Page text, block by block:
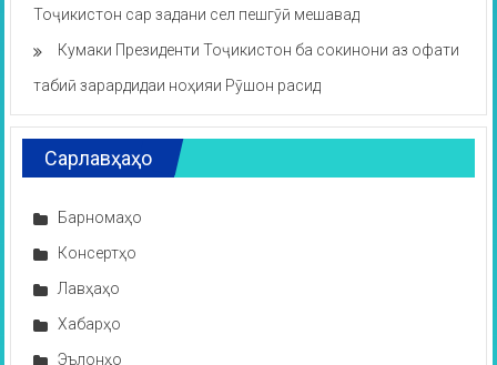
Тоҷикистон сар задани сел пешгӯӣ мешавад
Кумаки Президенти Тоҷикистон ба сокинони аз офати
табиӣ зарардидаи ноҳияи Рӯшон расид
Сарлавҳаҳо
Барномаҳо
Консертҳо
Лавҳаҳо
Хабарҳо
Эълонҳо